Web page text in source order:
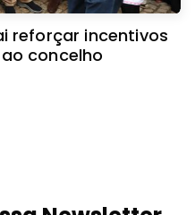
reforçar incentivos
concelho